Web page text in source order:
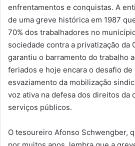
enfrentamentos e conquistas. A
de uma greve histórica em 1987
70% dos trabalhadores no
sociedade contra a privatização da
garantiu o barramento do trabalho
feriados e hoje encara o desafio
esvaziamento da mobilização
voz ativa na defesa dos direitos da
serviços públicos.
O tesoureiro Afonso Schwengber,